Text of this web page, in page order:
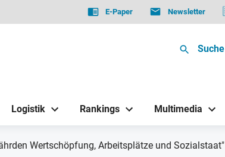
E-Paper Newsletter
Suche
Logistik Rankings Multimedia
Wertschöpfung, Arbeitsplätze und Sozialstaat"